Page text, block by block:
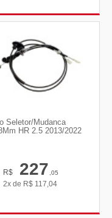
Seletor/Mudanca
HR 2.5 2013/2022
R$ 227,05
2x de R$ 117,04